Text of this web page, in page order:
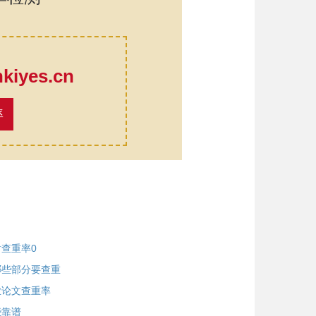
重率0
部分要查重
文查重率
谱